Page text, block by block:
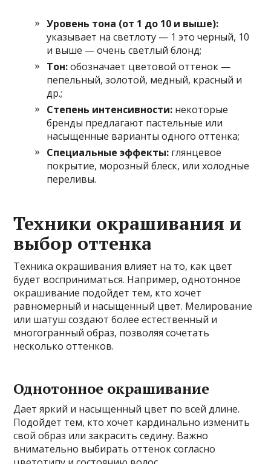
Уровень тона (от 1 до 10 и выше):
указывает на светлоту — 1 это черный, 10
и выше — очень светлый блонд;
Тон:обозначает цветовой оттенок —
пепельный, золотой, медный, красный и
др.;
Степень интенсивности: некоторые
бренды предлагают пастельные или
насыщенные варианты одного оттенка;
Специальные эффекты: глянцевое
покрытие, морозный блеск, или холодные
переливы.
Техники окрашивания и
выбор оттенка
Техника окрашивания влияет на то, как цвет
будет восприниматься. Например, однотонное
окрашивание подойдет тем, кто хочет
равномерный и насыщенный цвет. Мелирование
или шатуш создают более естественный и
многогранный образ, позволяя сочетать
несколько оттенков.
Однотонное окрашивание
Дает яркий и насыщенный цвет по всей длине.
Подойдет тем, кто хочет кардинально изменить
свой образ или закрасить седину. Важно
внимательно выбирать оттенок согласно